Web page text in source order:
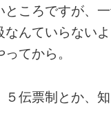
ころですが、
んていらない
てから。
伝票制とか、